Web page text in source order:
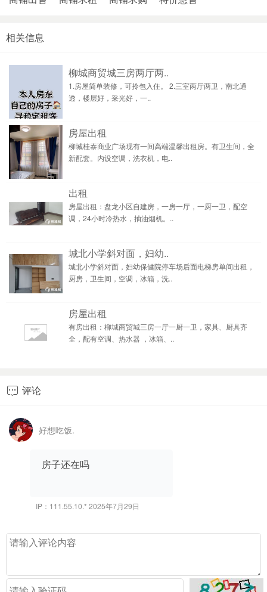
相关信息
柳城商贸城三房两厅两..
1.房屋简单装修，可拎包入住。 2.三室两厅两卫，南北通
透，楼层好，采光好，一..
房屋出租
柳城桂泰商业广场现有一间高端温馨出租房。有卫生间，全
新配套。内设空调，洗衣机，电..
出租
房屋出租：盘龙小区自建房，一房一厅，一厨一卫，配空
调，24小时冷热水，抽油烟机。..
城北小学斜对面，妇幼..
城北小学斜对面，妇幼保健院停车场后面电梯房单间出租，
厨房，卫生间，空调，冰箱，洗..
房屋出租
有房出租：柳城商贸城三房一厅一厨一卫，家具、厨具齐
全，配有空调、热水器 ，冰箱、..
 评论
好想吃饭.
房子还在吗
IP：111.55.10.* 2025年7月29日